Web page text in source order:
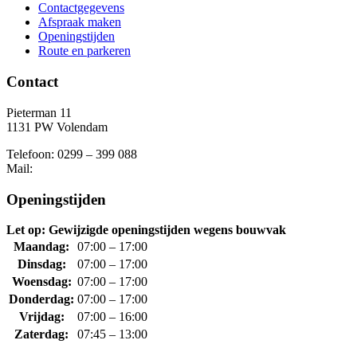
Contactgegevens
Afspraak maken
Openingstijden
Route en parkeren
Contact
Pieterman 11
1131 PW Volendam
Telefoon: 0299 – 399 088
Mail:
Openingstijden
Let op: Gewijzigde openingstijden wegens bouwvak
Maandag:
07:00 – 17:00
Dinsdag:
07:00 – 17:00
Woensdag: 07:00 – 17:00
Donderdag: 07:00 – 17:00
Vrijdag:
07:00 – 16:00
Zaterdag:
07:45 – 13:00